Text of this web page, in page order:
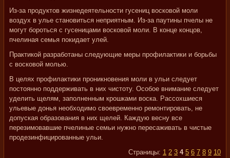
Из-за продуктов жизнедеятельности гусениц восковой моли
воздух в улье становиться неприятным. Из-за паутины пчелы не
могут бороться с гусеницами восковой моли. В конце концов,
пчелиная семья покидает улей.
Практикой разработаны следующие меры профилактики и борьбы
с восковой молью.
В целях профилактики проникновения моли в ульи следует
постоянно поддерживать в них чистоту. Особое внимание следует
уделить щелям, заполненным крошками воска. Рассохшиеся
ульевые донья необходимо своевременно ремонтировать, не
допуская образования в них щелей. Каждую весну все
перезимовавшие пчелиные семьи нужно пересаживать в чистые
продезинфицированные ульи.
Страницы: 1 2 3 4 5 6 7 8 9 10